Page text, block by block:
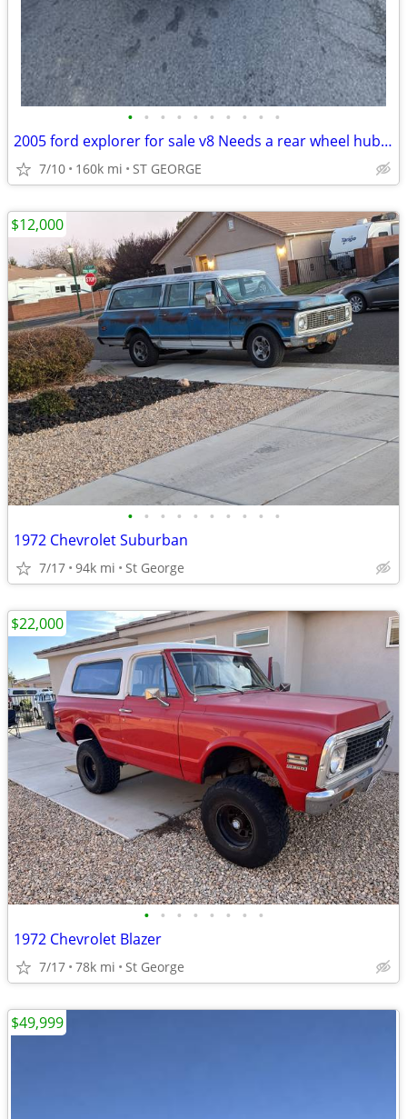
• • • • • • • • • •
2005 ford explorer for sale v8 Needs a rear wheel hub bearing
7/10 160k mi ST GEORGE
• • • • • • • • • •
1972 Chevrolet Suburban
7/17 94k mi St George
$12,000
• • • • • • • •
1972 Chevrolet Blazer
7/17 78k mi St George
$22,000
$49,999